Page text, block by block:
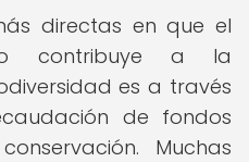
directas en que el
contribuye a la
es a través
de fondos
Muchas